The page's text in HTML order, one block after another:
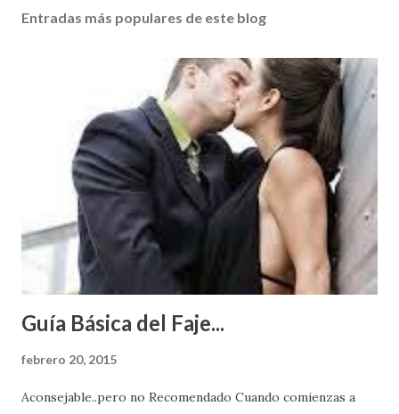
Entradas más populares de este blog
Guía Básica del Faje...
febrero 20, 2015
Aconsejable..pero no Recomendado Cuando comienzas a